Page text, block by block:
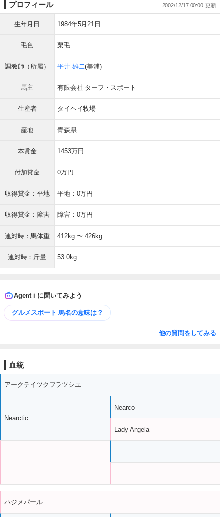
プロフィール 2002/12/17 00:00
生年月日 1984年5月21日
毛色 栗毛
調教師（所属） 平井 雄二(美浦)
馬主 有限会社 ターフ・スポート
生産者 タイヘイ牧場
産地 青森県
本賞金 1453万円
付加賞金 0万円
収得賞金：平地 平地：0万円
収得賞金：障害 障害：0万円
連対時：馬体重 412kg 〜 426kg
連対時：斤量 53.0kg
Agent i に聞いてみよう
グルメスポート 馬名の意味は？
他の質問をしてみる
血統
アークテイツクフラツシユ
Nearctic
Nearco
Lady Angela
ハジメパール